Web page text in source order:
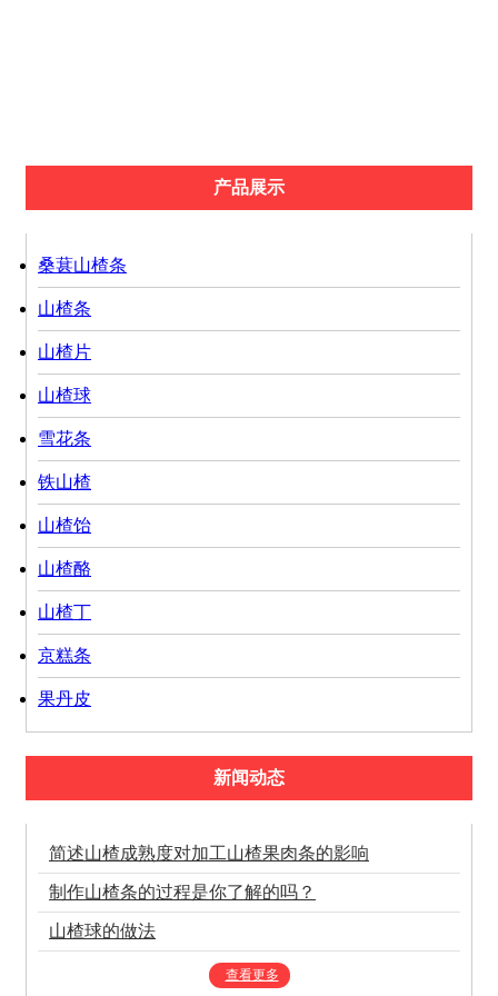
产品展示
桑葚山楂条
山楂条
山楂片
山楂球
雪花条
铁山楂
山楂饴
山楂酪
山楂丁
京糕条
果丹皮
新闻动态
简述山楂成熟度对加工山楂果肉条的影响
制作山楂条的过程是你了解的吗？
山楂球的做法
查看更多